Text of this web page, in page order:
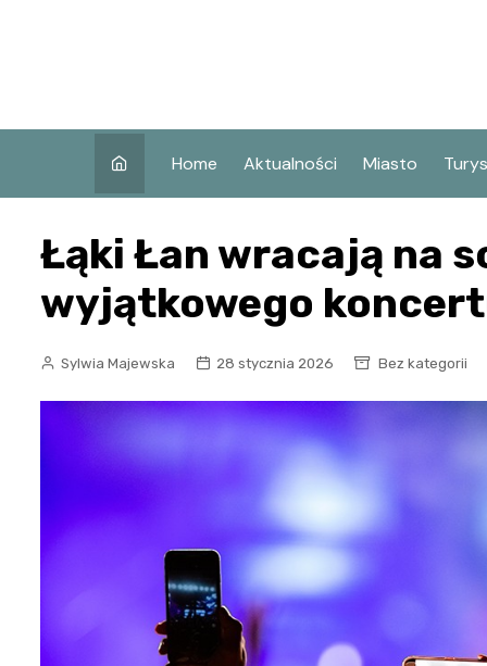
Home Aktualności Miasto
Łąki Łan wracają na
wyjątkowego
Sylwia Majewska 28 stycznia 2026 Bez kategorii